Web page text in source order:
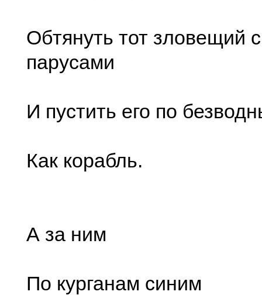
Обтянуть тот зловещий
парусами
И пустить его по
Как корабль.
А за ним
По курганам синим